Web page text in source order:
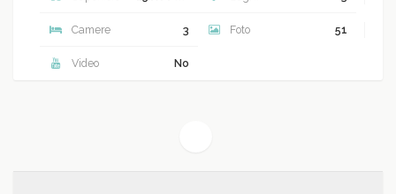
Camere 3 Foto 51
Video No